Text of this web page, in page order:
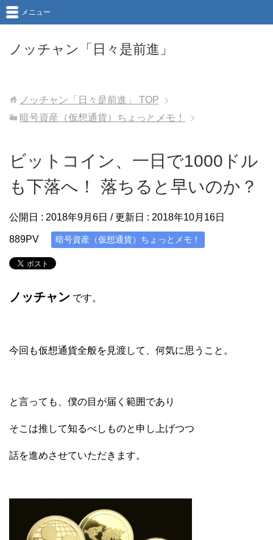
ノッチャン「日々是前進」
メニュー
ノッチャン「日々是前進」
TOP
暗号資産（仮想通貨）ちょっとメモ！
ビットコイン、一日で1000ドル
も下落へ！ 落ちると早いのか？
公開日 : 2018年9月6日 / 更新日 : 2018年10月16日
889PV 暗号資産（仮想通貨）ちょっとメモ！
ノッチャン です。
今回も仮想通貨全般を見渡して、何気に思うこと。
と言っても、僕の目が届く範囲であり
そこは推して知るべしものと申し上げつつ
話を進めさせていただきます。